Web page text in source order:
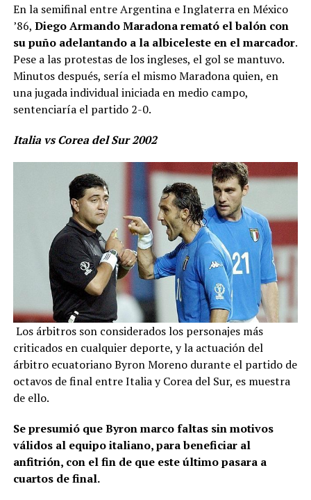
En la semifinal entre Argentina e Inglaterra en México
’86, Diego Armando Maradona remató el balón con
su puño adelantando a la albiceleste en el marcador.
Pese a las protestas de los ingleses, el gol se mantuvo.
Minutos después, sería el mismo Maradona quien, en
una jugada individual iniciada en medio campo,
sentenciaría el partido 2-0.
Italia vs Corea del Sur 2002
Los árbitros son considerados los personajes más
criticados en cualquier deporte, y la actuación del
árbitro ecuatoriano Byron Moreno durante el partido de
octavos de final entre Italia y Corea del Sur, es muestra
de ello.
Se presumió que Byron marco faltas sin motivos
válidos al equipo italiano, para beneficiar al
anfitrión, con el fin de que este último pasara a
cuartos de final.